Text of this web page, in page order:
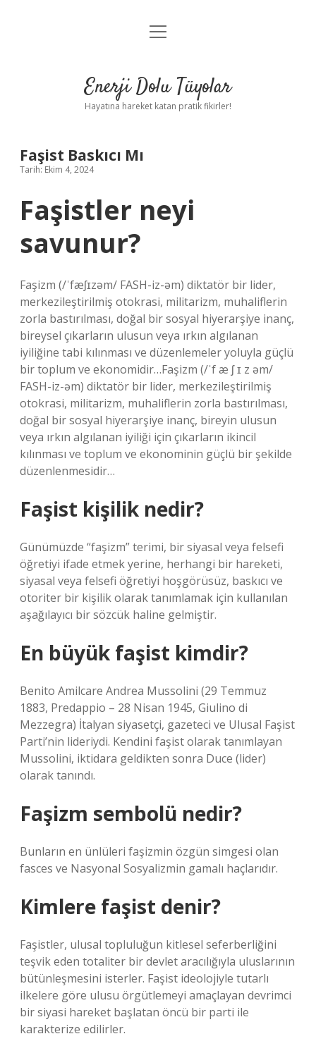
Anasayfa
Yasal Uyarı
menüyü
Enerji Dolu Tüyolar
Hayatına hareket katan pratik fikirler!
Faşist Baskıcı Mı
Tarih: Ekim 4, 2024
Faşistler neyi
savunur?
Faşizm (/ˈfæʃɪzəm/ FASH-iz-əm) diktatör bir lider,
merkezileştirilmiş otokrasi, militarizm, muhaliflerin
zorla bastırılması, doğal bir sosyal hiyerarşiye inanç,
bireysel çıkarların ulusun veya ırkın algılanan
iyiliğine tabi kılınması ve düzenlemeler yoluyla güçlü
bir toplum ve ekonomidir…Faşizm (/ˈf æ ʃ ɪ z əm/
FASH-iz-əm) diktatör bir lider, merkezileştirilmiş
otokrasi, militarizm, muhaliflerin zorla bastırılması,
doğal bir sosyal hiyerarşiye inanç, bireyin ulusun
veya ırkın algılanan iyiliği için çıkarların ikincil
kılınması ve toplum ve ekonominin güçlü bir şekilde
düzenlenmesidir…
Faşist kişilik nedir?
Günümüzde “faşizm” terimi, bir siyasal veya felsefi
öğretiyi ifade etmek yerine, herhangi bir hareketi,
siyasal veya felsefi öğretiyi hoşgörüsüz, baskıcı ve
otoriter bir kişilik olarak tanımlamak için kullanılan
aşağılayıcı bir sözcük haline gelmiştir.
En büyük faşist kimdir?
Benito Amilcare Andrea Mussolini (29 Temmuz
1883, Predappio – 28 Nisan 1945, Giulino di
Mezzegra) İtalyan siyasetçi, gazeteci ve Ulusal Faşist
Parti’nin lideriydi. Kendini faşist olarak tanımlayan
Mussolini, iktidara geldikten sonra Duce (lider)
olarak tanındı.
Faşizm sembolü nedir?
Bunların en ünlüleri faşizmin özgün simgesi olan
fasces ve Nasyonal Sosyalizmin gamalı haçlarıdır.
Kimlere faşist denir?
Faşistler, ulusal topluluğun kitlesel seferberliğini
teşvik eden totaliter bir devlet aracılığıyla uluslarının
bütünleşmesini isterler. Faşist ideolojiyle tutarlı
ilkelere göre ulusu örgütlemeyi amaçlayan devrimci
bir siyasi hareket başlatan öncü bir parti ile
karakterize edilirler.